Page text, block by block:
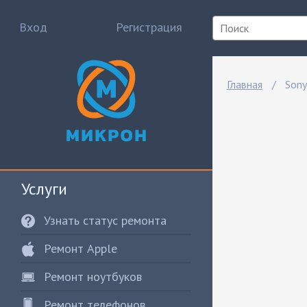
Вход Регистрация
Услуги
Узнать статус ремонта
Ремонт Apple
Ремонт ноутбуков
Главная Sony